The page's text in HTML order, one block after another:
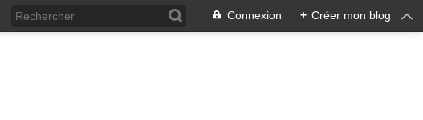
Connexion + Créer mon blog